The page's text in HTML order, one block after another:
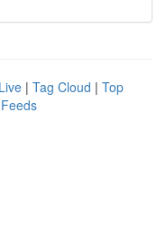
Live | Tag Cloud | Top